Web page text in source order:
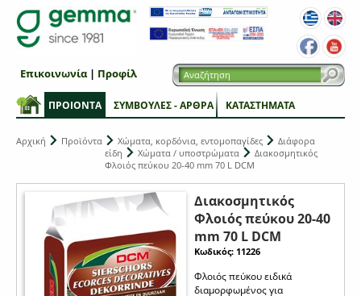
ΠΡΟΙΟΝΤΑ ΣΥΜΒΟΥΛΕΣ - ΑΡΘΡΑ ΚΑΤΑΣΤΗΜΑΤΑ
Επικοινωνία| Προφίλ
Αρχική Προϊόντα Χώματα, κορδόνια, εντομοπαγίδες
Διάφορα
είδη
Χώματα / υποστρώματα
Διακοσμητικός
Φλοιός πεύκου 20-40 mm 70 L DCM
Διακοσμητικός
Φλοιός πεύκου 20-40
mm 70 L DCM
Κωδικός: 11226
Φλοιός πεύκου ειδικά
διαμορφωμένος για